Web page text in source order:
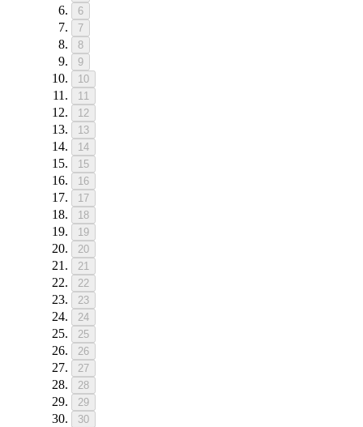
6
7
8
9
10
11
12
13
14
15
16
17
18
19
20
21
22
23
24
25
26
27
28
29
30